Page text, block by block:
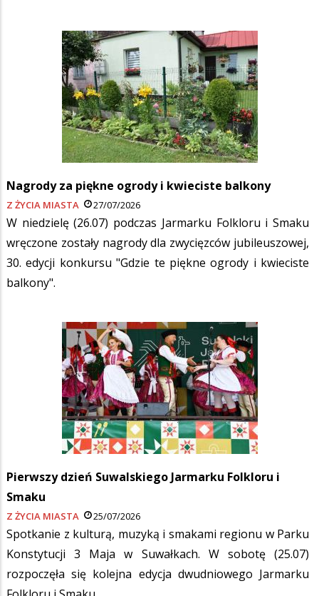
Nagrody za piękne ogrody i kwieciste balkony
Z ŻYCIA MIASTA 27/07/2026
W niedzielę (26.07) podczas Jarmarku Folkloru i Smaku
wręczone zostały nagrody dla zwycięzców jubileuszowej,
30. edycji konkursu "Gdzie te piękne ogrody i kwieciste
balkony".
Pierwszy dzień Suwalskiego Jarmarku Folkloru i
Smaku
Z ŻYCIA MIASTA 25/07/2026
Spotkanie z kulturą, muzyką i smakami regionu w Parku
Konstytucji 3 Maja w Suwałkach. W sobotę (25.07)
rozpoczęła się kolejna edycja dwudniowego Jarmarku